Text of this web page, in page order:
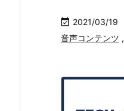
 2021/03/19
音声コンテンツ ,